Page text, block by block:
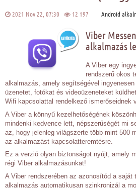
2021 Nov 22, 07:30 12 197 Android
Viber
alkalmazás
A Viber egy
rendszerű okos
alkalmazás, amely segítségével
üzenetet, fotókat és videoüzeneteket
Wifi kapcsolattal rendelkező ismerőseidnek
A Viber a könnyű kezelhetőségének
mindenki kedvence lett, népszerűségét mi
az, hogy jelenleg világszerte több mint 500
az alkalmazást kapcsolatteremtésre.
Ez a verzió olyan biztonságot nyújt, amely
régi Viber alkalmazásunkat!
A Viber rendszerében az azonosítód a saját
alkalmazás automatikusan szinkronizál a